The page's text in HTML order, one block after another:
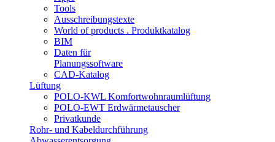
Tools
Ausschreibungstexte
World of products . Produktkatalog
BIM
Daten für
Planungssoftware
CAD-Katalog
Lüftung
POLO-KWL Komfortwohnraumlüftung
POLO-EWT Erdwärmetauscher
Privatkunde
Rohr- und Kabeldurchführung